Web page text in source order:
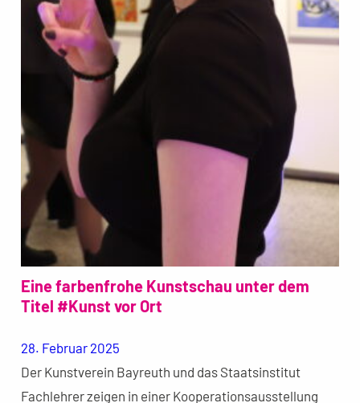
Eine farbenfrohe Kunstschau unter dem
Titel #Kunst vor Ort
28. Februar 2025
Der Kunstverein Bayreuth und das Staatsinstitut
Fachlehrer zeigen in einer Kooperationsausstellung